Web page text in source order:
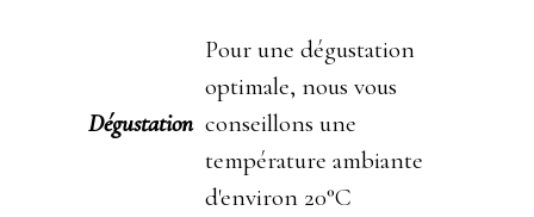
Dégustation
Pour une dégustation
optimale, nous vous
conseillons une
température ambiante
d'environ 20°C